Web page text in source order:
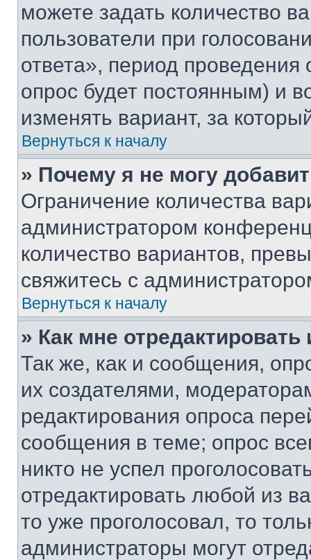
можете задать количество
пользователи при
ответа», период проведения
опрос будет постоянным) и
изменять вариант, за
Вернуться к началу
» Почему я не могу
Ограничение количества
администратором
количество вариантов,
свяжитесь с
Вернуться к началу
» Как мне
Так же, как и сообщения,
их создателями,
редактирования опроса
сообщения в теме; опрос
никто не успел
отредактировать любой из
то уже проголосовал, то
администраторы могут